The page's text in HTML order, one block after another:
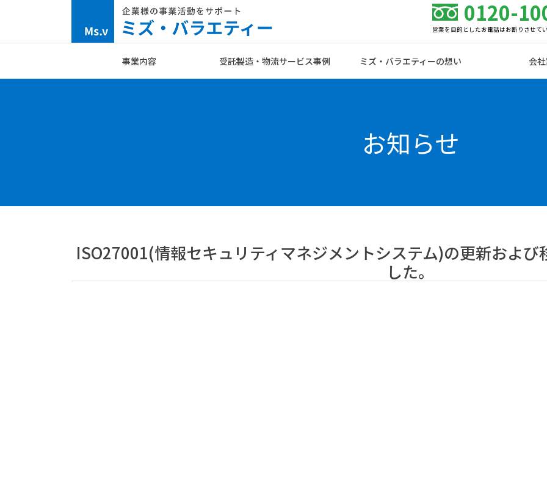
0120-
営業を目的としたお電話はお断りさせて
事業内容 受託製造・物流サービス事例 ミズ・バラエティーの想い 会
お知らせ
ISO27001(情報セキュリティマネジメントシステム)の更新およ
した。